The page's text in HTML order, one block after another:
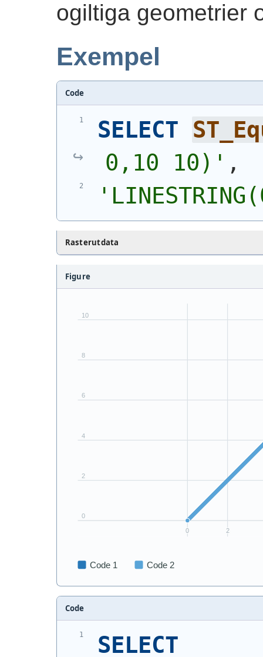
ogiltiga geometrier
Exempel
Code
SELECT
0,10 10) ' ,
'
Rasterutdata
Figure
Code
SELECT